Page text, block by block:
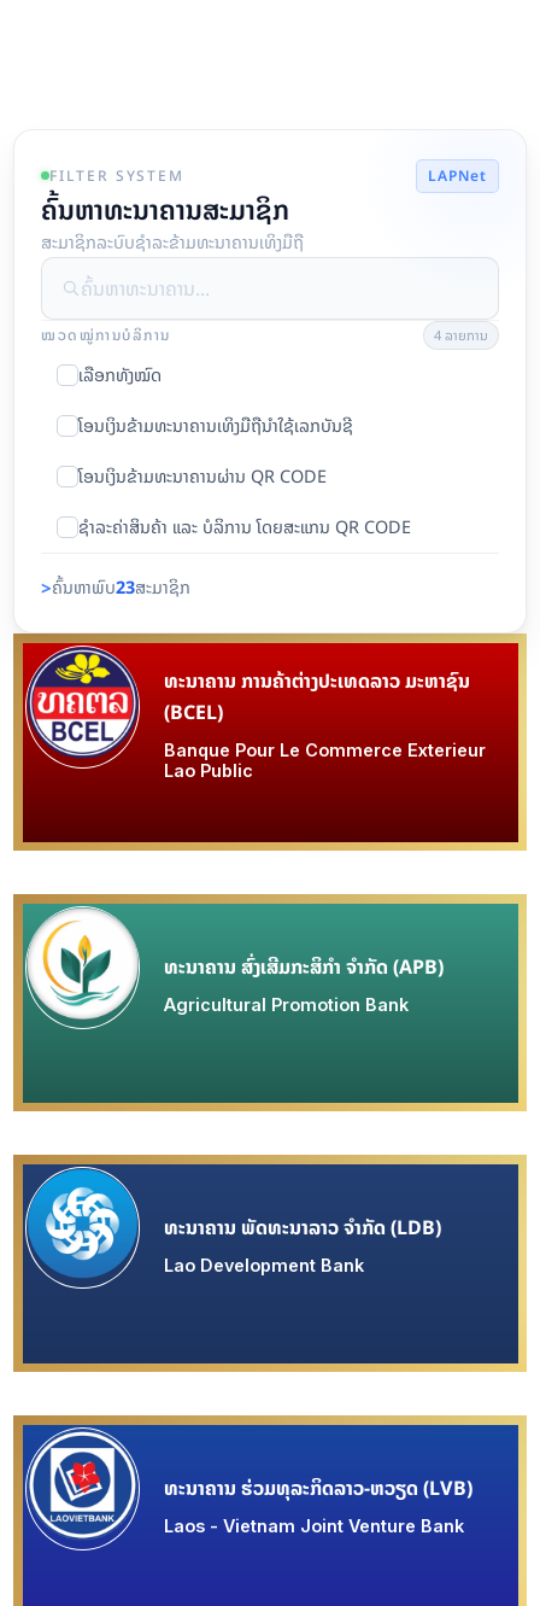
ທະນາຄານ ການຄ້າຕ່າງປະເທດລາວ ມະຫາຊົນ
(BCEL)
Banque Pour Le Commerce Exterieur
Lao Public
ທະນາຄານ ສົ່ງເສີມກະສິກຳ ຈຳກັດ (APB)
Agricultural Promotion Bank
ທະນາຄານ ພັດທະນາລາວ ຈຳກັດ (LDB)
Lao Development Bank
ທະນາຄານ ຮ່ວມທຸລະກິດລາວ-ຫວຽດ (LVB)
Laos - Vietnam Joint Venture Bank
FILTER SYSTEM LAPNet
ຄົ້ນຫາທະນາຄານສະມາຊິກ
ສະມາຊິກລະບົບຊຳລະຂ້າມທະນາຄານເທິງມືຖື
ໝວດໝູ່ການບໍລິການ 4 ລາຍການ
ເລືອກທັງໝົດ
ໂອນເງິນຂ້າມທະນາຄານເທິງມືຖືນຳໃຊ້ເລກບັນຊີ
ໂອນເງິນຂ້າມທະນາຄານຜ່ານ QR CODE
ຊຳລະຄ່າສິນຄ້າ ແລະ ບໍລິການ ໂດຍສະແກນ QR CODE
>ຄົ້ນຫາພົບ23ສະມາຊິກ